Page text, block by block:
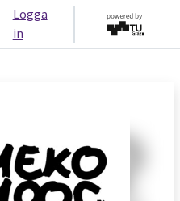
Logga
in